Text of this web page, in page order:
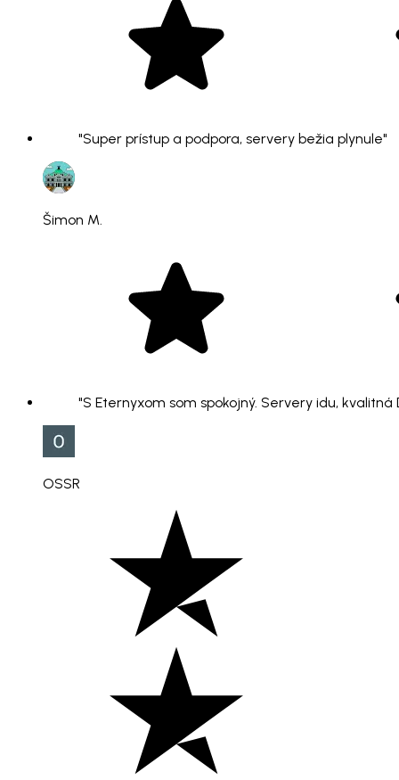
"Super prístup a podpora, servery bežia plynule"
Šimon M.
"S Eternyxom som spokojný. Servery idu,
OSSR